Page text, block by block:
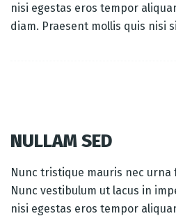
nisi egestas eros tempor
diam. Praesent mollis quis nisi
NULLAM SED
Nunc tristique mauris nec
Nunc vestibulum ut lacus in
nisi egestas eros tempor